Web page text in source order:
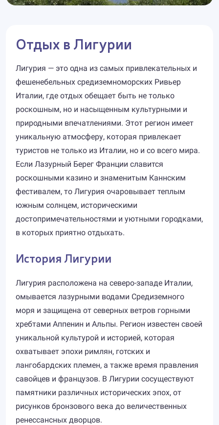
Отдых в Лигурии
Лигурия — это одна из самых привлекательных и
фешенебельных средиземноморских Ривьер
Италии, где отдых обещает быть не только
роскошным, но и насыщенным культурными и
природными впечатлениями. Этот регион имеет
уникальную атмосферу, которая привлекает
туристов не только из Италии, но и со всего мира.
Если Лазурный Берег Франции славится
роскошными казино и знаменитым Каннским
фестивалем, то Лигурия очаровывает теплым
южным солнцем, историческими
достопримечательностями и уютными городками,
в которых приятно отдыхать.
История Лигурии
Лигурия расположена на северо-западе Италии,
омывается лазурными водами Средиземного
моря и защищена от северных ветров горными
хребтами Аппенин и Альпы. Регион известен своей
уникальной культурой и историей, которая
охватывает эпохи римлян, готских и
лангобардских племен, а также время правления
савойцев и французов. В Лигурии сосуществуют
памятники различных исторических эпох, от
рисунков бронзового века до величественных
ренессансных дворцов.